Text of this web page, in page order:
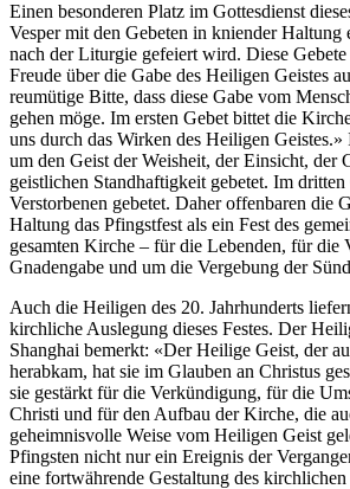
Einen besonderen Platz im Gottesdienst
Vesper mit den Gebeten in kniender Haltung
nach der Liturgie gefeiert wird. Diese
Freude über die Gabe des Heiligen Geistes
reumütige Bitte, dass diese Gabe vom
gehen möge. Im ersten Gebet bittet die
uns durch das Wirken des Heiligen
um den Geist der Weisheit, der Einsicht, der
geistlichen Standhaftigkeit gebetet. Im
Verstorbenen gebetet. Daher offenbaren die
Haltung das Pfingstfest als ein Fest des
gesamten Kirche – für die Lebenden, für die
Gnadengabe und um die Vergebung der
Auch die Heiligen des 20. Jahrhunderts
kirchliche Auslegung dieses Festes. Der
Shanghai bemerkt: «Der Heilige Geist, der
herabkam, hat sie im Glauben an Christus
sie gestärkt für die Verkündigung, für die
Christi und für den Aufbau der Kirche, die
geheimnisvolle Weise vom Heiligen Geist
Pfingsten nicht nur ein Ereignis der
eine fortwährende Gestaltung des kirchlichen